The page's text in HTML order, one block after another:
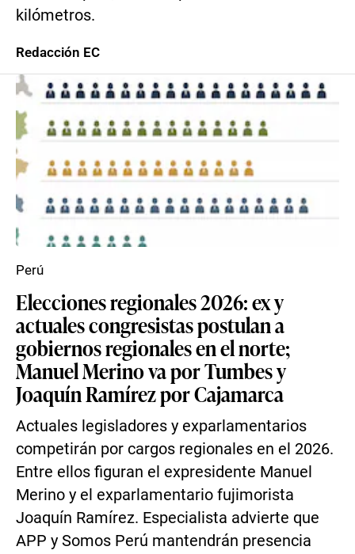
kilómetros.
Redacción EC
Elecciones regionales 2026: ex y
actuales congresistas postulan a
gobiernos regionales en el norte;
Manuel Merino va por Tumbes y
Joaquín Ramírez por Cajamarca
Actuales legisladores y exparlamentarios
competirán por cargos regionales en el 2026.
Entre ellos figuran el expresidente Manuel
Merino y el exparlamentario fujimorista
Joaquín Ramírez. Especialista advierte que
APP y Somos Perú mantendrán presencia
Perú